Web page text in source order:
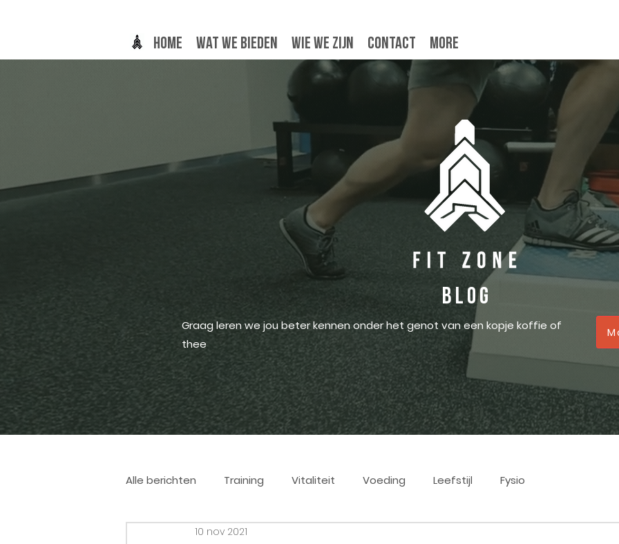
BLog
Graag leren we jou beter kennen onder het genot van een kopje koffie of
thee
Alle berichten Training Vitaliteit Voeding Leefstijl Fysio
10 nov 2021
Home Wat we bieden Wie we zijn Contact More